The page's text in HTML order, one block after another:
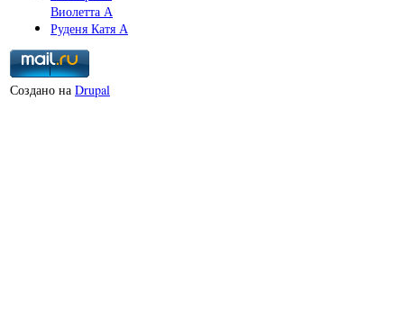
Виолетта А
Руденя Катя А
Создано на Drupal